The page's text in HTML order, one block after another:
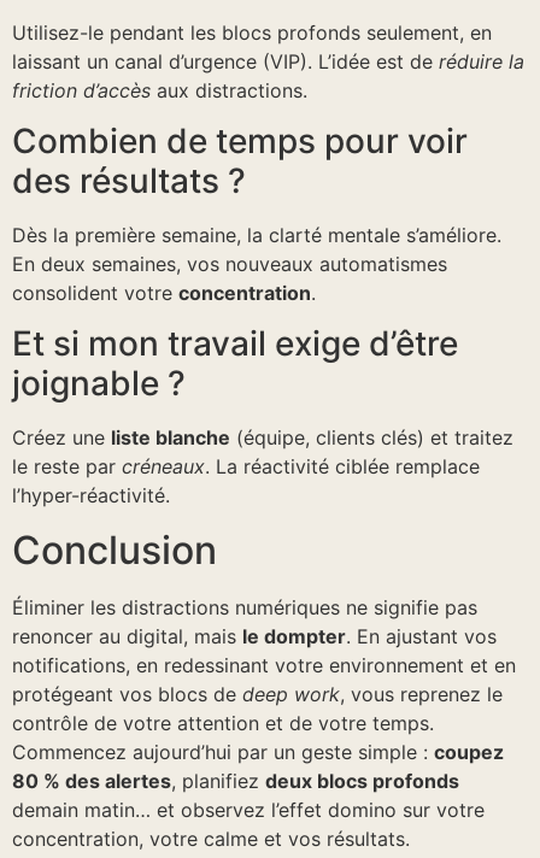
Utilisez-le pendant les blocs profonds seulement, en
laissant un canal d’urgence (VIP). L’idée est de réduire la
friction d’accès aux distractions.
Combien de temps pour voir
des résultats ?
Dès la première semaine, la clarté mentale s’améliore.
En deux semaines, vos nouveaux automatismes
consolident votre concentration.
Et si mon travail exige d’être
joignable ?
Créez une liste blanche (équipe, clients clés) et traitez
le reste par créneaux. La réactivité ciblée remplace
l’hyper-réactivité.
Conclusion
Éliminer les distractions numériques ne signifie pas
renoncer au digital, mais le dompter. En ajustant vos
notifications, en redessinant votre environnement et en
protégeant vos blocs de deep work, vous reprenez le
contrôle de votre attention et de votre temps.
Commencez aujourd’hui par un geste simple : coupez
80 % des alertes, planifiez deux blocs profonds
demain matin… et observez l’effet domino sur votre
concentration, votre calme et vos résultats.